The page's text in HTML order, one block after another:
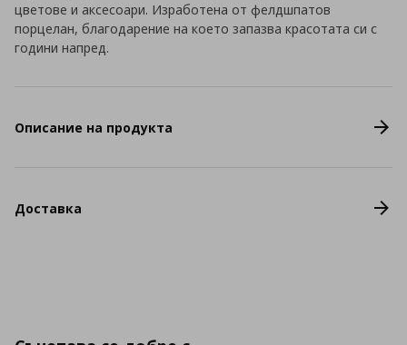
цветове и аксесоари. Изработена от фелдшпатов
порцелан, благодарение на което запазва красотата си с
години напред.
Описание на продукта
Доставка